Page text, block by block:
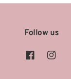
Follow us